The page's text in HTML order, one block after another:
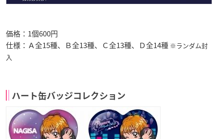
価格：1個600円
仕様：Ａ全15種、Ｂ全13種、Ｃ全13種、Ｄ全14種 ※ランダム封
入
ハート缶バッジコレクション